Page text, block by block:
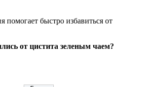
помогает быстро избавиться от
от цистита зеленым чаем?